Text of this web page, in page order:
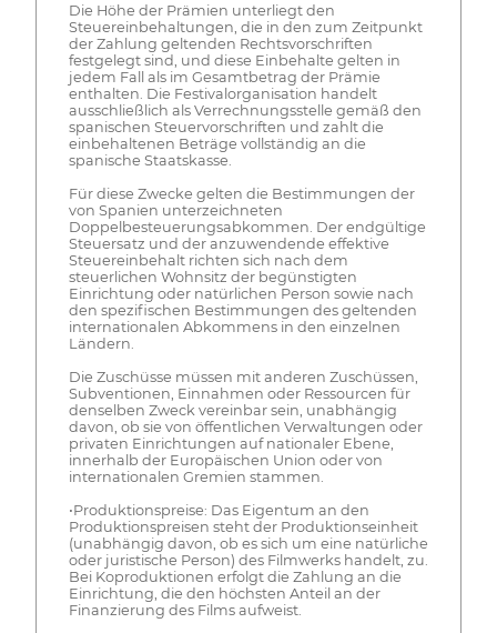
Die Höhe der Prämien unterliegt den
Steuereinbehaltungen, die in den zum Zeitpunkt
der Zahlung geltenden Rechtsvorschriften
festgelegt sind, und diese Einbehalte gelten in
jedem Fall als im Gesamtbetrag der Prämie
enthalten. Die Festivalorganisation handelt
ausschließlich als Verrechnungsstelle gemäß den
spanischen Steuervorschriften und zahlt die
einbehaltenen Beträge vollständig an die
spanische Staatskasse.
Für diese Zwecke gelten die Bestimmungen der
von Spanien unterzeichneten
Doppelbesteuerungsabkommen. Der endgültige
Steuersatz und der anzuwendende effektive
Steuereinbehalt richten sich nach dem
steuerlichen Wohnsitz der begünstigten
Einrichtung oder natürlichen Person sowie nach
den spezifischen Bestimmungen des geltenden
internationalen Abkommens in den einzelnen
Ländern.
Die Zuschüsse müssen mit anderen Zuschüssen,
Subventionen, Einnahmen oder Ressourcen für
denselben Zweck vereinbar sein, unabhängig
davon, ob sie von öffentlichen Verwaltungen oder
privaten Einrichtungen auf nationaler Ebene,
innerhalb der Europäischen Union oder von
internationalen Gremien stammen.
•Produktionspreise: Das Eigentum an den
Produktionspreisen steht der Produktionseinheit
(unabhängig davon, ob es sich um eine natürliche
oder juristische Person) des Filmwerks handelt, zu.
Bei Koproduktionen erfolgt die Zahlung an die
Einrichtung, die den höchsten Anteil an der
Finanzierung des Films aufweist.